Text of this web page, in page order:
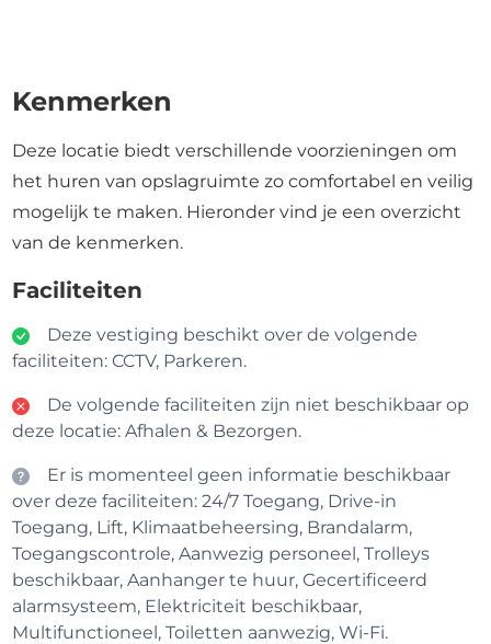
Kenmerken
Deze locatie biedt verschillende voorzieningen om
het huren van opslagruimte zo comfortabel en veilig
mogelijk te maken. Hieronder vind je een overzicht
van de kenmerken.
Faciliteiten
Deze vestiging beschikt over de volgende
faciliteiten: CCTV, Parkeren.
De volgende faciliteiten zijn niet beschikbaar op
deze locatie: Afhalen & Bezorgen.
Er is momenteel geen informatie beschikbaar
over deze faciliteiten: 24/7 Toegang, Drive-in
Toegang, Lift, Klimaatbeheersing, Brandalarm,
Toegangscontrole, Aanwezig personeel, Trolleys
beschikbaar, Aanhanger te huur, Gecertificeerd
alarmsysteem, Elektriciteit beschikbaar,
Multifunctioneel, Toiletten aanwezig, Wi-Fi.